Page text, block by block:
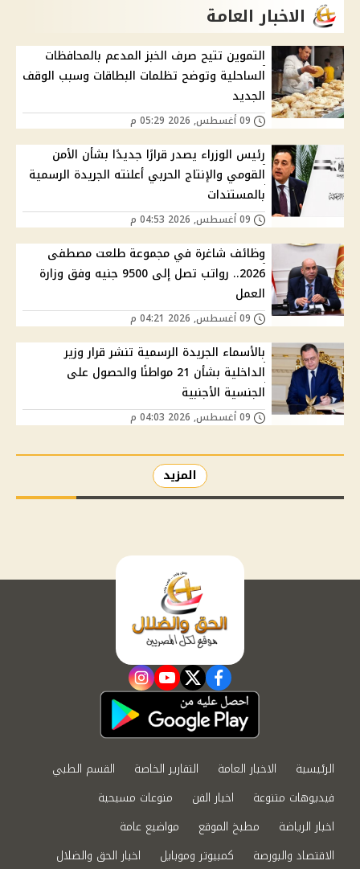
الاخبار العامة
التموين تتيح صرف الخبز المدعم بالمحافظات
الساحلية وتوضح تظلمات البطاقات وسبب الوقف
الجديد
رئيس الوزراء يصدر قرارًا جديدًا بشأن الأمن
القومي والإنتاج الحربي أعلنته الجريدة الرسمية
بالمستندات
وظائف شاغرة في مجموعة طلعت مصطفى
2026.. رواتب تصل إلى 9500 جنيه وفق وزارة
العمل
بالأسماء الجريدة الرسمية تنشر قرار وزير
الداخلية بشأن 21 مواطنًا والحصول على
الجنسية الأجنبية
المزيد
facebook
twitter
youtube
instagram
الرئيسية الاخبار العامة التقارير الخاصة
القسم الطبي
فيديوهات متنوعة
اخبار الفن
منوعات مسيحية
اخبار الرياضة
مطبخ الموقع
مواضيع عامة
الاقتصاد والبورصة
كمبيوتر وموبايل اخبار الحق والضلال